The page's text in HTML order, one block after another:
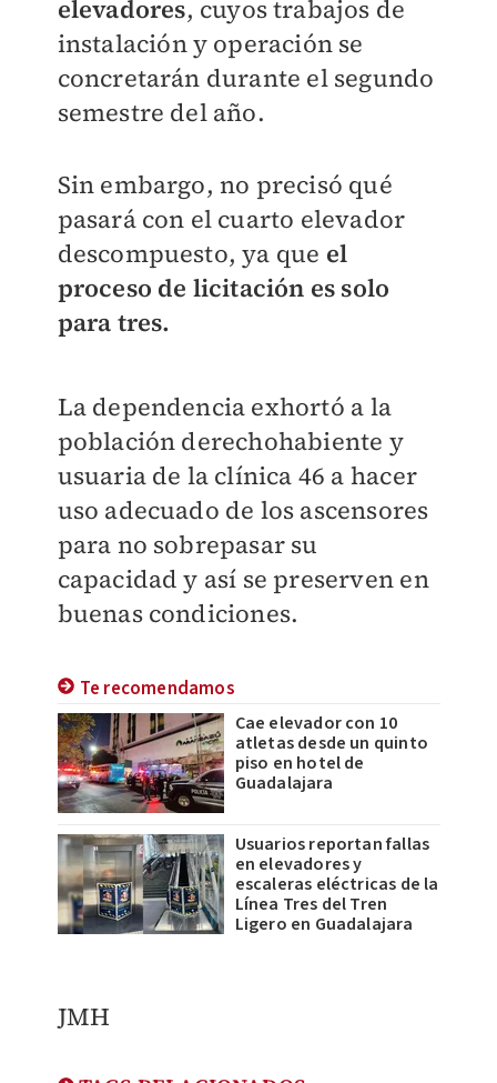
elevadores, cuyos trabajos de
instalación y operación se
concretarán durante el segundo
semestre del año.
Sin embargo, no precisó qué
pasará con el cuarto elevador
descompuesto, ya que el
proceso de licitación es solo
para tres.
La dependencia exhortó a la
población derechohabiente y
usuaria de la clínica 46 a hacer
uso adecuado de los ascensores
para no sobrepasar su
capacidad y así se preserven en
buenas condiciones.
Te recomendamos
Cae elevador con 10
atletas desde un quinto
piso en hotel de
Guadalajara
Usuarios reportan fallas
en elevadores y
escaleras eléctricas de la
Línea Tres del Tren
Ligero en Guadalajara
JMH